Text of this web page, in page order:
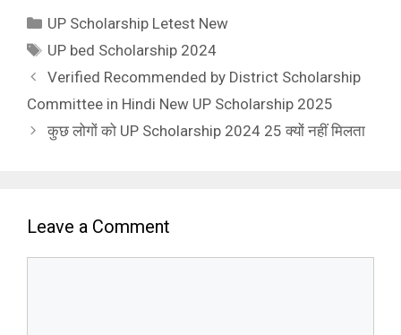
Categories
UP Scholarship Letest New
Tags
UP bed Scholarship 2024
Verified Recommended by District Scholarship
Committee in Hindi New UP Scholarship 2025
कुछ लोगों को UP Scholarship 2024 25 क्यों नहीं मिलता
Leave a Comment